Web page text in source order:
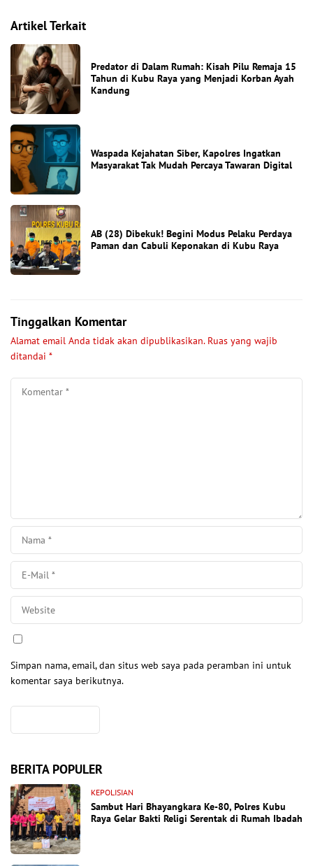
Artikel Terkait
Predator di Dalam Rumah: Kisah Pilu Remaja 15
Tahun di Kubu Raya yang Menjadi Korban Ayah
Kandung
Waspada Kejahatan Siber, Kapolres Ingatkan
Masyarakat Tak Mudah Percaya Tawaran Digital
AB (28) Dibekuk! Begini Modus Pelaku Perdaya
Paman dan Cabuli Keponakan di Kubu Raya
Tinggalkan Komentar
Alamat email Anda tidak akan dipublikasikan. Ruas yang wajib
ditandai *
Simpan nama, email, dan situs web saya pada peramban ini untuk
komentar saya berikutnya.
BERITA POPULER
KEPOLISIAN
Sambut Hari Bhayangkara Ke-80, Polres Kubu
Raya Gelar Bakti Religi Serentak di Rumah Ibadah